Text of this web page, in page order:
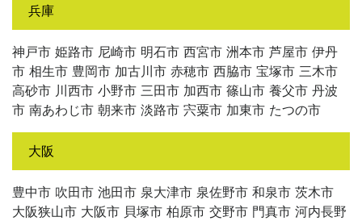
兵庫
神戸市 姫路市 尼崎市 明石市 西宮市 洲本市 芦屋市 伊丹
市 相生市 豊岡市 加古川市 赤穂市 西脇市 宝塚市 三木市
高砂市 川西市 小野市 三田市 加西市 篠山市 養父市 丹波
市 南あわじ市 朝来市 淡路市 宍粟市 加東市 たつの市
大阪
豊中市 吹田市 池田市 泉大津市 泉佐野市 和泉市 茨木市
大阪狭山市 大阪市 貝塚市 柏原市 交野市 門真市 河内長野